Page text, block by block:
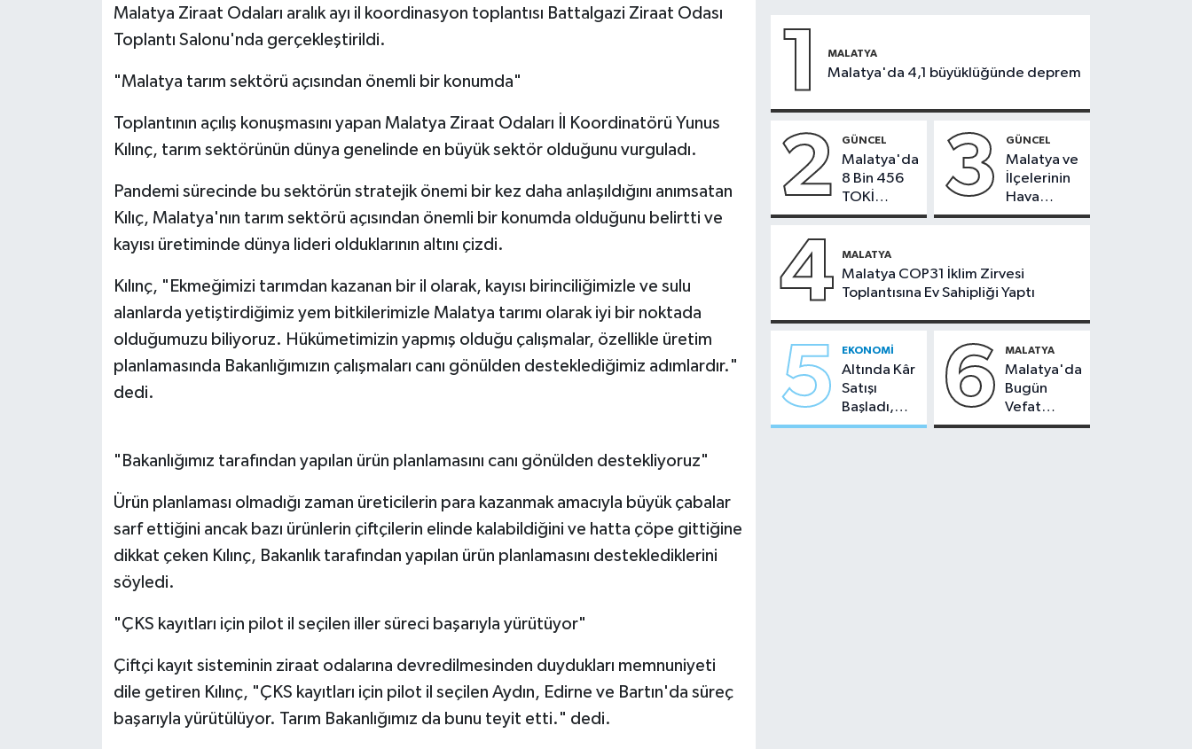
Malatya Ziraat Odaları aralık ayı il koordinasyon toplantısı Battalgazi Ziraat Odası
Toplantı Salonu'nda gerçekleştirildi.
"Malatya tarım sektörü açısından önemli bir konumda"
Toplantının açılış konuşmasını yapan Malatya Ziraat Odaları İl Koordinatörü Yunus
Kılınç, tarım sektörünün dünya genelinde en büyük sektör olduğunu vurguladı.
Pandemi sürecinde bu sektörün stratejik önemi bir kez daha anlaşıldığını anımsatan
Kılıç, Malatya'nın tarım sektörü açısından önemli bir konumda olduğunu belirtti ve
kayısı üretiminde dünya lideri olduklarının altını çizdi.
Kılınç, "Ekmeğimizi tarımdan kazanan bir il olarak, kayısı birinciliğimizle ve sulu
alanlarda yetiştirdiğimiz yem bitkilerimizle Malatya tarımı olarak iyi bir noktada
olduğumuzu biliyoruz. Hükümetimizin yapmış olduğu çalışmalar, özellikle üretim
planlamasında Bakanlığımızın çalışmaları canı gönülden desteklediğimiz adımlardır."
dedi.
"Bakanlığımız tarafından yapılan ürün planlamasını canı gönülden destekliyoruz"
Ürün planlaması olmadığı zaman üreticilerin para kazanmak amacıyla büyük çabalar
sarf ettiğini ancak bazı ürünlerin çiftçilerin elinde kalabildiğini ve hatta çöpe gittiğine
dikkat çeken Kılınç, Bakanlık tarafından yapılan ürün planlamasını desteklediklerini
söyledi.
"ÇKS kayıtları için pilot il seçilen iller süreci başarıyla yürütüyor"
Çiftçi kayıt sisteminin ziraat odalarına devredilmesinden duydukları memnuniyeti
dile getiren Kılınç, "ÇKS kayıtları için pilot il seçilen Aydın, Edirne ve Bartın'da süreç
başarıyla yürütülüyor. Tarım Bakanlığımız da bunu teyit etti." dedi.
1 MALATYA
Malatya'da 4,1 büyüklüğünde deprem
2 GÜNCEL
Malatya'da
8 Bin 456
TOKİ
Konutunun
Bugün
Çekiliyor
3 GÜNCEL
Malatya ve
İlçelerinin
Hava
Durumu -
2026
4 MALATYA
Malatya COP31 İklim Zirvesi
Toplantısına Ev Sahipliği Yaptı
5 EKONOMI
Altında Kâr
Satışı
Başladı,
Malatya'da
6 MALATYA
Malatya'da
Bugün
Vefat
Edenler -